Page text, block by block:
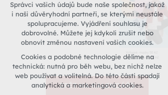
ZPĚT NA KALENDÁŘ
marketingová cookies (Google)
Více informací o cookies na našem webu
Odmítnout vše
Správci vašich údajů bude naše společnost, jakož
i naši důvěryhodní partneři, se kterými neustále
spolupracujeme. Vyjádření souhlasu je
dobrovolné. Můžete jej kdykoli zrušit nebo
obnovit změnou nastavení vašich cookies.
Cookies a podobné technologie dělíme na
technická: nutná pro běh webu, bez nichž nelze
web používat a volitelná. Do této části spadají
analytická a marketingová cookies.